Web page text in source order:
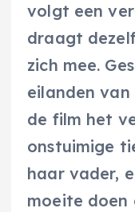
volgt een
draagt
zich mee.
eilanden
de film het
onstuimige
haar vader,
moeite doen